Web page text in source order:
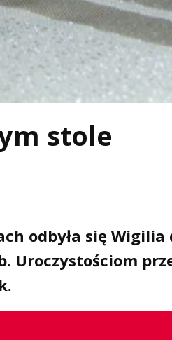
stole
odbyła się Wigilia
Uroczystościom